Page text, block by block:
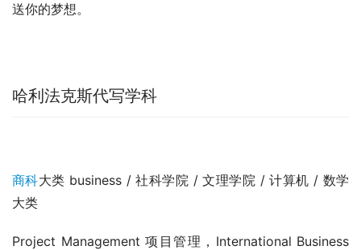
送你的梦想。
哈利法克斯代写学科
商科大类 business / 社科学院 / 文理学院 / 计算机 / 数学
大类
Project Management 项目管理，International Business